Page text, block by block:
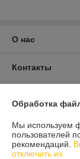
О нас
Контакты
График работы
Полная версия
Обработка
Мы используем
пользователей
рекомендаций.
отключить их.